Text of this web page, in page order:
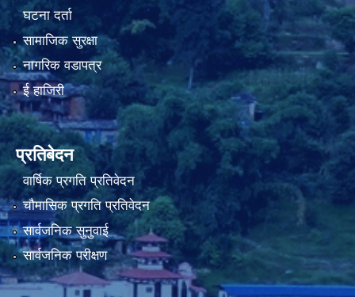
नियमित खाेप केन्द्र विवरण
घटना दर्ता
सामाजिक सुरक्षा
नागरिक वडापत्र
ई हाजिरी
प्रतिबेदन
वार्षिक प्रगति प्रतिवेदन
चौमासिक प्रगति प्रतिवेदन
सार्वजनिक सुनुवाई
सार्वजनिक परीक्षण